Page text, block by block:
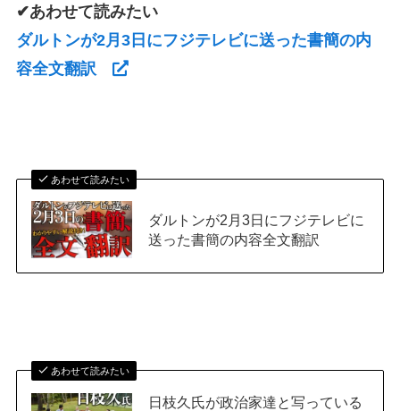
✔あわせて読みたい
ダルトンが2月3日にフジテレビに送った書簡の内
容全文翻訳
あわせて読みたい
ダルトンが2月3日にフジテレビに
送った書簡の内容全文翻訳
あわせて読みたい
日枝久氏が政治家達と写っている